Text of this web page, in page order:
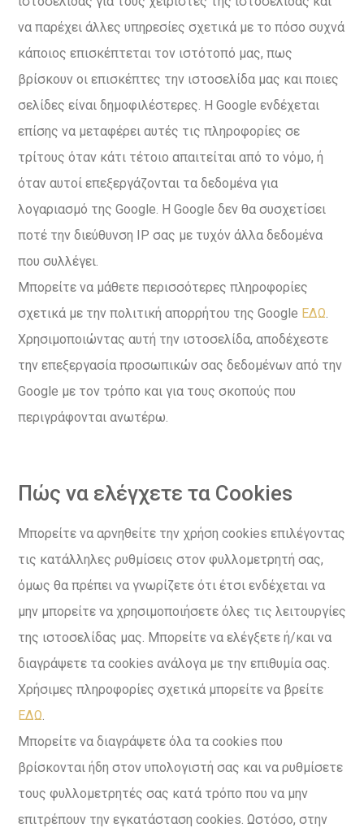
να παρέχει άλλες υπηρεσίες σχετικά με το πόσο συχνά
κάποιος επισκέπτεται τον ιστότοπό μας, πως
βρίσκουν οι επισκέπτες την ιστοσελίδα μας και ποιες
σελίδες είναι δημοφιλέστερες. Η Google ενδέχεται
επίσης να μεταφέρει αυτές τις πληροφορίες σε
τρίτους όταν κάτι τέτοιο απαιτείται από το νόμο, ή
όταν αυτοί επεξεργάζονται τα δεδομένα για
λογαριασμό της Google. Η Google δεν θα συσχετίσει
ποτέ την διεύθυνση IP σας με τυχόν άλλα δεδομένα
που συλλέγει.
Μπορείτε να μάθετε περισσότερες πληροφορίες
σχετικά με την πολιτική απορρήτου της Google ΕΔΩ.
Χρησιμοποιώντας αυτή την ιστοσελίδα, αποδέχεστε
την επεξεργασία προσωπικών σας δεδομένων από την
Google με τον τρόπο και για τους σκοπούς που
περιγράφονται ανωτέρω.
Πώς να ελέγχετε τα Cookies
Μπορείτε να αρνηθείτε την χρήση cookies επιλέγοντας
τις κατάλληλες ρυθμίσεις στον φυλλομετρητή σας,
όμως θα πρέπει να γνωρίζετε ότι έτσι ενδέχεται να
μην μπορείτε να χρησιμοποιήσετε όλες τις λειτουργίες
της ιστοσελίδας μας. Μπορείτε να ελέγξετε ή/και να
διαγράψετε τα cookies ανάλογα με την επιθυμία σας.
Χρήσιμες πληροφορίες σχετικά μπορείτε να βρείτε
ΕΔΩ.
Μπορείτε να διαγράψετε όλα τα cookies που
βρίσκονται ήδη στον υπολογιστή σας και να ρυθμίσετε
τους φυλλομετρητές σας κατά τρόπο που να μην
επιτρέπουν την εγκατάσταση cookies. Ωστόσο, στην